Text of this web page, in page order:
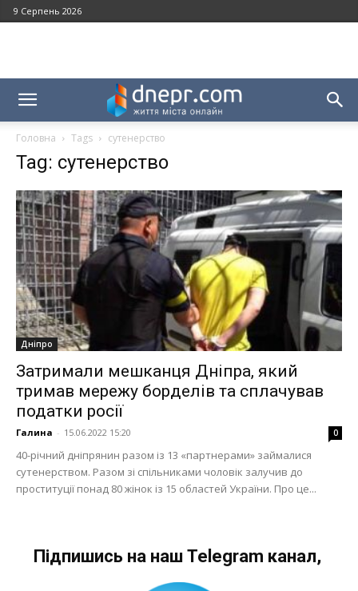
9 Серпень 2026
Головна Tags сутенерство
Tag: сутенерство
Дніпро
Затримали мешканця Дніпра, який
тримав мережу борделів та сплачував
податки росії
Галина - 15.06.2022 15:20 0
40-річний дніпрянин разом із 13 «партнерами» займалися
сутенерством. Разом зі спільниками чоловік залучив до
проституції понад 80 жінок із 15 областей України. Про це...
Підпишись на наш Telegram канал,